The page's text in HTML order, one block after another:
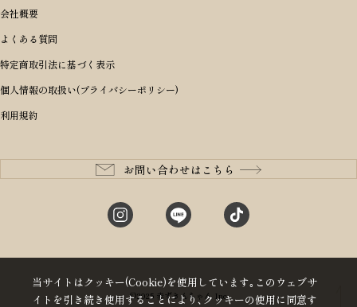
ボディバッグ・ウエストバッグ
長財布
二つ折り財布
三つ折り財布
コインケース・小銭入れ
BRIEFING ブリーフィング
Dakota ダコタ
CLEDRAN クレドラン
aniary アニアリ
CIE シー
StitchandSew ステッチアンドソー
男の子ランドセル
ランドセル小物・その他
レッド
ピンク
パープル(ラベンダー)
キャメル
ブルー・ネイビー
50,000円〜59,999円
60,000円〜69,999円
70,000円〜79,999円
80,000円〜
ヘッドカバー
ゴルフ小物
ゴルフウェア/アクセサリー
BRIEFING ブリーフィング
master-piece マスターピース
JONES ジョーンズ
木の庄帆布
結婚祝い
出産祝い
入学・進学祝い
成人祝い
就職・栄転祝い
長寿・還暦祝い
男性向け
女性向け
10代
20代
30代
予算から探す
〜4,999円
5,000円〜9,999円
10,000円〜19,999円
20,000円〜29,999円
会社概要
よくある質問
特定商取引法に基づく表示
個人情報の取扱い(プライバシーポリシー)
利用規約
お問い合わせはこちら
©2025 赤ずきんちゃん Inc
当サイトはクッキー(Cookie)を使用しています｡このウェブサ
イトを引き続き使用することにより､クッキーの使用に同意す